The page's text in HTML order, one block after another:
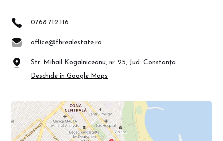
0768.712.116
office@fhrealestate.ro
Str. Mihail Kogalniceanu, nr. 25, Jud. Constanța
Deschide în Google Maps